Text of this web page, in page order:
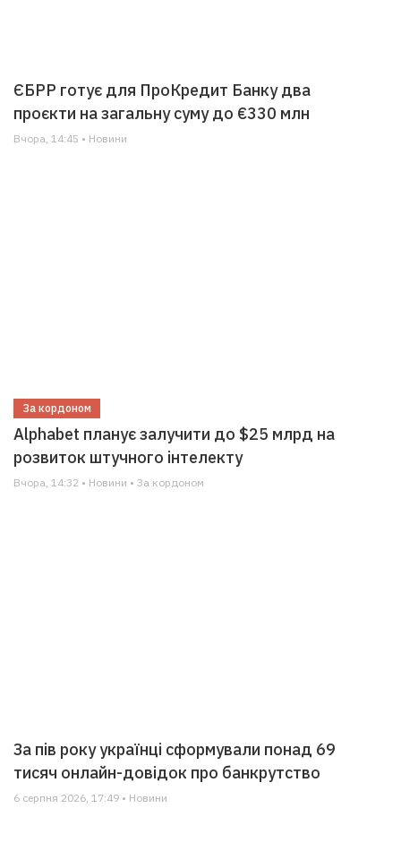
ЄБРР готує для ПроКредит Банку два
проєкти на загальну суму до €330 млн
Вчора, 14:45 • Новини
За кордоном
Alphabet планує залучити до $25 млрд на
розвиток штучного інтелекту
Вчора, 14:32 • Новини • За кордоном
За пів року українці сформували понад 69
тисяч онлайн-довідок про банкрутство
6 серпня 2026, 17:49 • Новини